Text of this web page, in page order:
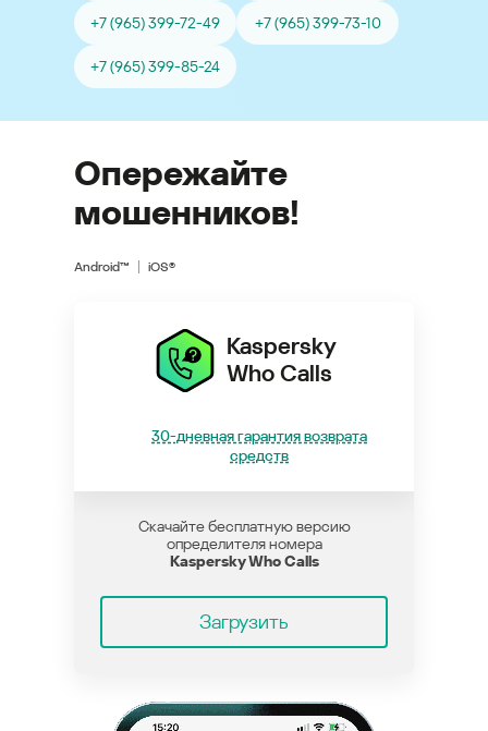
+7 (965) 399-72-49 +7 (965) 399-73-10
+7 (965) 399-85-24
Опережайте
мошенников!
Android™ iOS®
Kaspersky
Who Calls
30-дневная гарантия возврата
средств
Скачайте бесплатную версию
определителя номера
Kaspersky Who Calls
Загрузить